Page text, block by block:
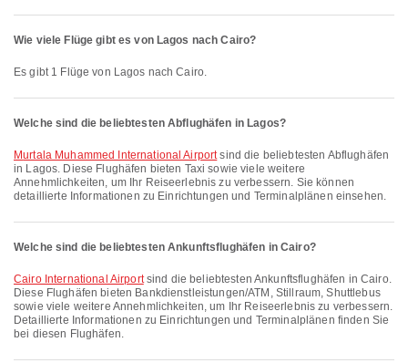
Wie viele Flüge gibt es von Lagos nach Cairo?
Es gibt 1 Flüge von Lagos nach Cairo.
Welche sind die beliebtesten Abflughäfen in Lagos?
Murtala Muhammed International Airportsind die beliebtesten Abflughäfen
in Lagos. Diese Flughäfen bieten Taxi sowie viele weitere
Annehmlichkeiten, um Ihr Reiseerlebnis zu verbessern. Sie können
detaillierte Informationen zu Einrichtungen und Terminalplänen einsehen.
Welche sind die beliebtesten Ankunftsflughäfen in Cairo?
Cairo International Airportsind die beliebtesten Ankunftsflughäfen in Cairo.
Diese Flughäfen bieten Bankdienstleistungen/ATM, Stillraum, Shuttlebus
sowie viele weitere Annehmlichkeiten, um Ihr Reiseerlebnis zu verbessern.
Detaillierte Informationen zu Einrichtungen und Terminalplänen finden Sie
bei diesen Flughäfen.